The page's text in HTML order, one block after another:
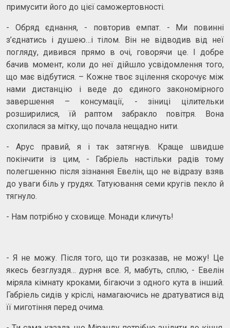
примусити його до цієї саможертовності.
- Обряд єднання, - повторив емпат. - Ми повинні
з’єднатись і душею…і тілом. Він не відводив від неї
погляду, дивився прямо в очі, говорячи це. І добре
бачив момент, коли до неї дійшло усвідомлення того,
що має відбутися. – Кожне твоє зцілення скорочує між
нами дистанцію і веде до єдиного закономірного
завершення – консумації, - зіниці цілительки
розширилися, їй раптом забракло повітря. Вона
схопилася за мітку, що почала нещадно нити.
- Арус правий, я і так затягнув. Краще швидше
покінчити із цим, - Габріель настільки радів тому
полегшенню після зізнання Евелін, що не відразу взяв
до уваги біль у грудях. Татуювання семи кругів пекло й
тягнуло.
- Нам потрібно у сховище. Монади кличуть!
- Я не можу. Після того, що ти розказав, не можу! Це
якесь безглуздя… дурня все. Я, мабуть, сплю, - Евелін
міряла кімнату кроками, бігаючи з одного кута в інший.
Габріель сидів у кріслі, намагаючись не дратуватися від
її миготіння перед очима.